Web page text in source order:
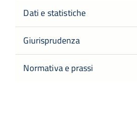
Dati e statistiche
Giurisprudenza
Normativa e prassi